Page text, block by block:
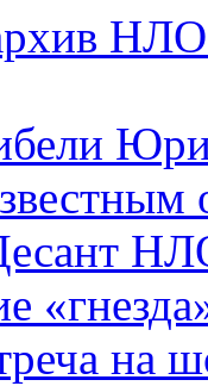
НЛО
на